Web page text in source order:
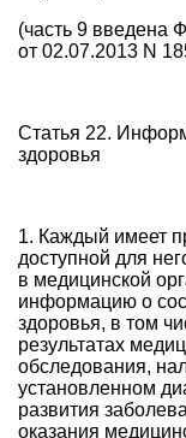
(часть 9 введена
от 02.07.2013 N
Статья 22.
здоровья
1. Каждый имеет
доступной для
в медицинской
информацию о
здоровья, в том
результатах
обследования,
установленном
развития
оказания